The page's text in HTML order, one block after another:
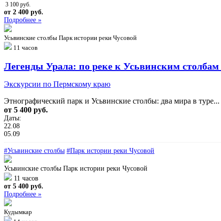
3 100 руб.
от 2 400 руб.
Подробнее »
Усьвинские столбы Парк истории реки Чусовой
11 часов
Легенды Урала: по реке к Усьвинским
Экскурсии по Пермскому краю
Этнографический парк и Усьвинские столбы: два мира в туре...
от 5 400 руб.
Даты:
22.08
05.09
#Усьвинские столбы #Парк истории реки Чусовой
Усьвинские столбы Парк истории реки Чусовой
11 часов
от 5 400 руб.
Подробнее »
Кудымкар